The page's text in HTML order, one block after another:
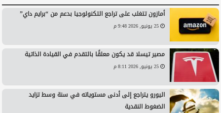
أمازون تتغلب على تراجع التكنولوجيا بدعم من “برايم داي”
25 يونيو, 2026 9:48 م
مصير تيسلا قد يكون معلقًا بالتقدم في القيادة الذاتية
25 يونيو, 2026 8:11 م
اليورو يتراجع إلى أدنى مستوياته في سنة وسط تزايد
الضغوط النقدية